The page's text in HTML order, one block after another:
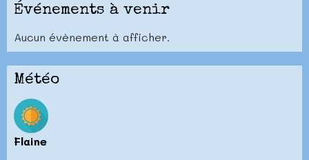
Événements à venir
Aucun évènement à afficher.
Météo
Flaine